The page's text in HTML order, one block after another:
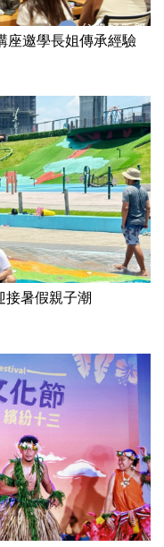
座邀學長姐傳承經驗
暑假親子潮